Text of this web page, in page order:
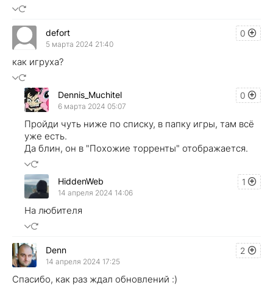
0
defort
5 марта 2024 21:40
как игруха?
0
Dennis_Muchitel
6 марта 2024 05:07
Пройди чуть ниже по списку, в папку игры, там всё
уже есть.
Да блин, он в "Похожие торренты" отображается.
1
HiddenWeb
14 апреля 2024 14:06
На любителя
2
Denn
14 апреля 2024 17:25
Спасибо, как раз ждал обновлений :)